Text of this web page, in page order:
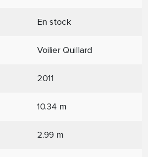
En stock
Voilier Quillard
2011
10.34 m
2.99 m